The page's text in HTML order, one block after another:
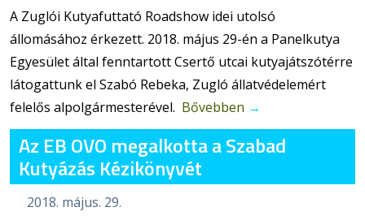
A Zuglói Kutyafuttató Roadshow idei utolsó
állomásához érkezett. 2018. május 29-én a Panelkutya
Egyesület által fenntartott Csertő utcai kutyajátszótérre
látogattunk el Szabó Rebeka, Zugló állatvédelemért
felelős alpolgármesterével. Bővebben →
Az EB OVO megalkotta a Szabad
Kutyázás Kézikönyvét
2018. május. 29.